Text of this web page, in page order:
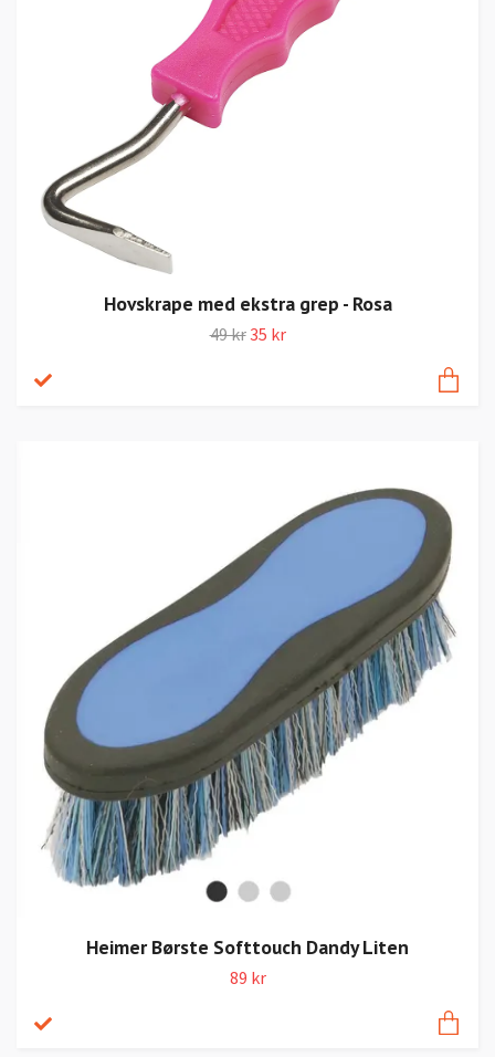
Hovskrape med ekstra grep - Rosa
49 kr35 kr
Heimer Børste Softtouch Dandy Liten
89 kr